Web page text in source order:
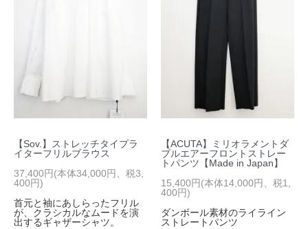
【Sov.】ストレッチタイプラ
イターフリルブラウス
37,400円(本体34,000円、税3,
400円)
首元と袖にあしらったフリル
が、クラシカルなムードを演
出するギャザーシャツ。
【ACUTA】ミリオラメントダ
ブルエアーフロントストレー
トパンツ【Made in Japan】
15,400円(本体14,000円、税1,
400円)
ダンボール素材のライライン
ストレートパンツ